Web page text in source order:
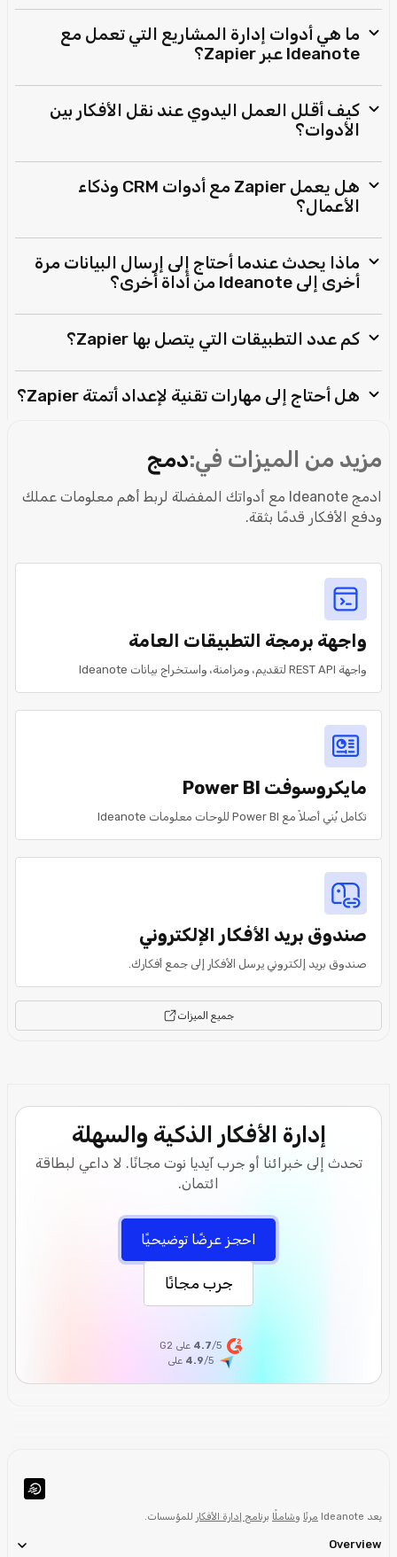
ما هي أدوات إدارة المشاريع التي تعمل مع
Ideanote عبر Zapier؟
كيف أقلل العمل اليدوي عند نقل الأفكار بين
الأدوات؟
هل يعمل Zapier مع أدوات CRM وذكاء
الأعمال؟
ماذا يحدث عندما أحتاج إلى إرسال البيانات مرة
أخرى إلى Ideanote من أداة أخرى؟
كم عدد التطبيقات التي يتصل بها Zapier؟
هل أحتاج إلى مهارات تقنية لإعداد أتمتة Zapier؟
مزيد من الميزات في:دمج
ادمج Ideanote مع أدواتك المفضلة لربط أهم معلومات عملك
ودفع الأفكار قدمًا بثقة.
واجهة برمجة التطبيقات العامة
واجهة REST API لتقديم، ومزامنة، واستخراج بيانات Ideanote
مايكروسوفت Power BI
تكامل بُني أصلاً مع Power BI للوحات معلومات Ideanote
صندوق بريد الأفكار الإلكتروني
صندوق بريد إلكتروني يرسل الأفكار إلى جمع أفكارك.
جميع الميزات
إدارة الأفكار الذكية والسهلة
تحدث إلى خبرائنا أو جرب آيديا نوت مجانًا. لا داعي لبطاقة
ائتمان.
احجز عرضًا توضيحيًا
جرب مجانًا
4.7/5 على G2
4.9/5 على
يعد Ideanote مرنًا وشاملًا برنامج إدارة الأفكار للمؤسسات.
Overview